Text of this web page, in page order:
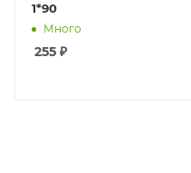
1*90
Много
255 ₽